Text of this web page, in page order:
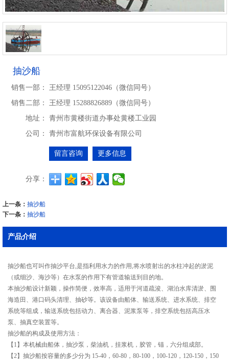
抽沙船
销售一部：
王经理 15095122046（微信同号）
销售二部：
王经理 15288826889（微信同号）
地址：
青州市黄楼街道办事处黄楼工业园
公司：
青州市富航环保设备有限公司
留言咨询 更多信息
分享：
上一条： 抽沙船
下一条： 抽沙船
产品介绍
抽沙船也可叫作抽沙平台,是指利用水力的作用,将水喷射出的水柱冲起的淤泥
（或细沙、海沙等）在水泵的作用下有管道输送到目的地。
本抽沙船设计新颖，操作简便，效率高，适用于河道疏浚、湖泊水库清淤、围
海造田、港口码头清理、抽砂等。该设备由船体、输送系统、进水系统、排空
系统等组成，输送系统包括动力、离合器、泥浆泵等，排空系统包括高压水
泵、抽真空装置等。
抽沙船的构成及使用方法：
【1】本机械由船体，抽沙泵，柴油机，挂浆机，胶管，锚，六分组成部。
【2】抽沙船按容量的多少分为 15-40，60-80，80-100，100-120，120-150，150